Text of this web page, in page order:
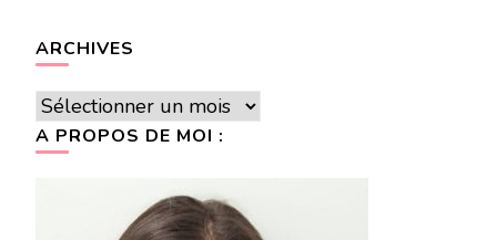
ARCHIVES
Archives
A PROPOS DE MOI :